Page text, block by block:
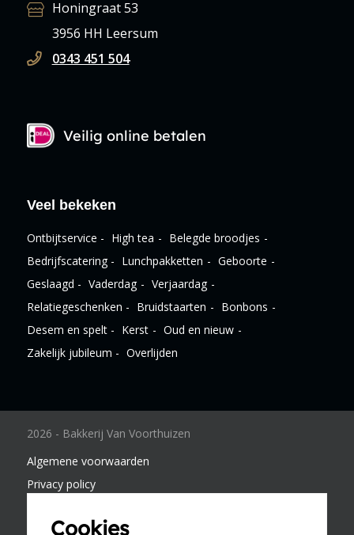
Honingraat 53
3956 HH Leersum
0343 451 504
Veilig online betalen
Veel bekeken
Ontbijtservice High tea
Belegde broodjes
Bedrijfscatering
Lunchpakketten
Geboorte
Geslaagd
Vaderdag
Verjaardag
Relatiegeschenken
Bruidstaarten
Bonbons
Desem en spelt
Kerst
Oud en nieuw
Zakelijk jubileum
Overlijden
2026 - Bakkerij Van Voorthuizen
Algemene voorwaarden
Privacy policy
Cookies